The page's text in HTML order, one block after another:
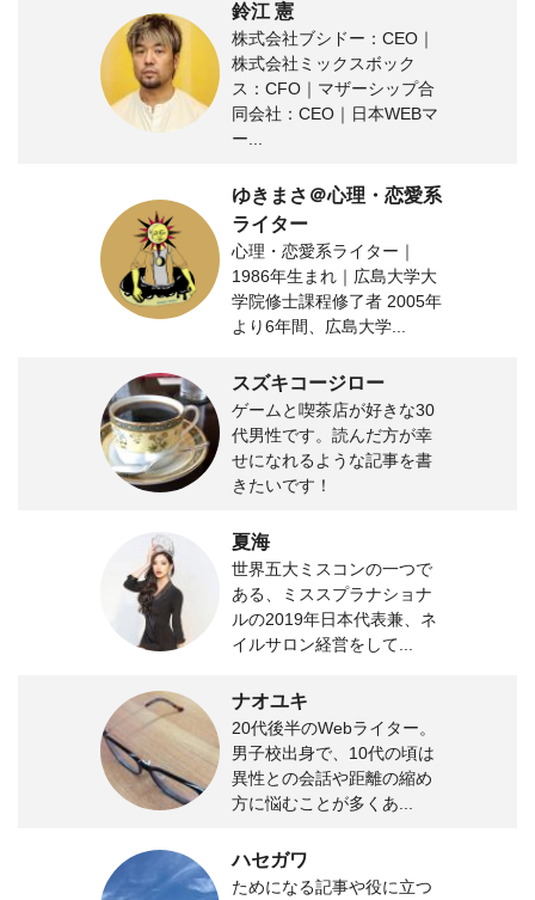
鈴江 憲
株式会社ブシドー：CEO｜
株式会社ミックスボック
ス：CFO｜マザーシップ合
同会社：CEO｜日本WEBマ
ー...
ゆきまさ＠心理・恋愛系
ライター
心理・恋愛系ライター｜
1986年生まれ｜広島大学大
学院修士課程修了者 2005年
より6年間、広島大学...
スズキコージロー
ゲームと喫茶店が好きな30
代男性です。読んだ方が幸
せになれるような記事を書
きたいです！
夏海
世界五大ミスコンの一つで
ある、ミススプラナショナ
ルの2019年日本代表兼、ネ
イルサロン経営をして...
ナオユキ
20代後半のWebライター。
男子校出身で、10代の頃は
異性との会話や距離の縮め
方に悩むことが多くあ...
ハセガワ
ためになる記事や役に立つ